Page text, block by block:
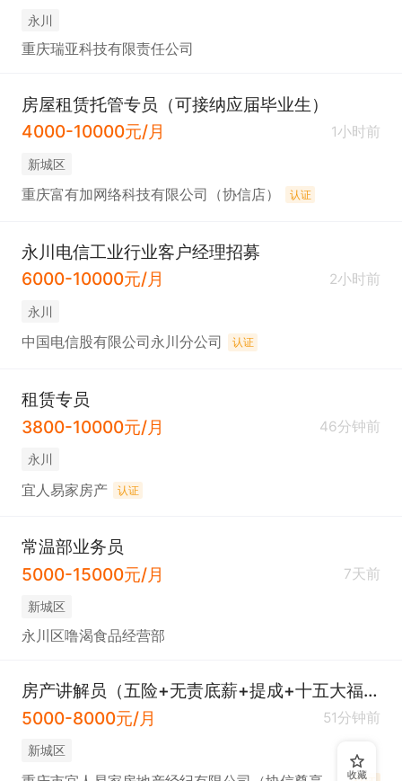
永川
重庆瑞亚科技有限责任公司
房屋租赁托管专员（可接纳应届毕业生）
4000-10000元/月
1小时前
新城区
重庆富有加网络科技有限公司（协信店） 认证
永川电信工业行业客户经理招募
6000-10000元/月
2小时前
永川
中国电信股有限公司永川分公司 认证
租赁专员
3800-10000元/月
46分钟前
永川
宜人易家房产 认证
常温部业务员
5000-15000元/月
7天前
新城区
永川区噜渴食品经营部
房产讲解员（五险+无责底薪+提成+十五大福利）
5000-8000元/月
51分钟前
新城区
收藏